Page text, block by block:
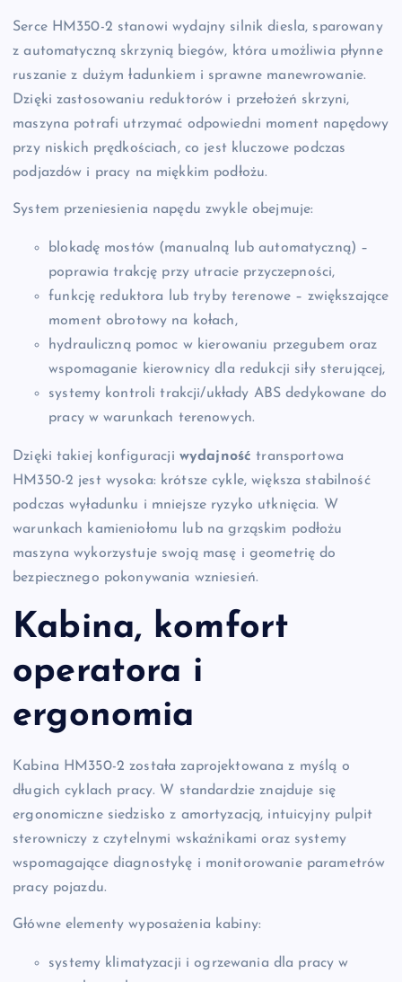
Serce HM350-2 stanowi wydajny silnik diesla, sparowany
z automatyczną skrzynią biegów, która umożliwia płynne
ruszanie z dużym ładunkiem i sprawne manewrowanie.
Dzięki zastosowaniu reduktorów i przełożeń skrzyni,
maszyna potrafi utrzymać odpowiedni moment napędowy
przy niskich prędkościach, co jest kluczowe podczas
podjazdów i pracy na miękkim podłożu.
System przeniesienia napędu zwykle obejmuje:
blokadę mostów (manualną lub automatyczną) –
poprawia trakcję przy utracie przyczepności,
funkcję reduktora lub tryby terenowe – zwiększające
moment obrotowy na kołach,
hydrauliczną pomoc w kierowaniu przegubem oraz
wspomaganie kierownicy dla redukcji siły sterującej,
systemy kontroli trakcji/układy ABS dedykowane do
pracy w warunkach terenowych.
Dzięki takiej konfiguracji wydajność transportowa
HM350-2 jest wysoka: krótsze cykle, większa stabilność
podczas wyładunku i mniejsze ryzyko utknięcia. W
warunkach kamieniołomu lub na grząskim podłożu
maszyna wykorzystuje swoją masę i geometrię do
bezpiecznego pokonywania wzniesień.
Kabina, komfort
operatora i
ergonomia
Kabina HM350-2 została zaprojektowana z myślą o
długich cyklach pracy. W standardzie znajduje się
ergonomiczne siedzisko z amortyzacją, intuicyjny pulpit
sterowniczy z czytelnymi wskaźnikami oraz systemy
wspomagające diagnostykę i monitorowanie parametrów
pracy pojazdu.
Główne elementy wyposażenia kabiny:
systemy klimatyzacji i ogrzewania dla pracy w